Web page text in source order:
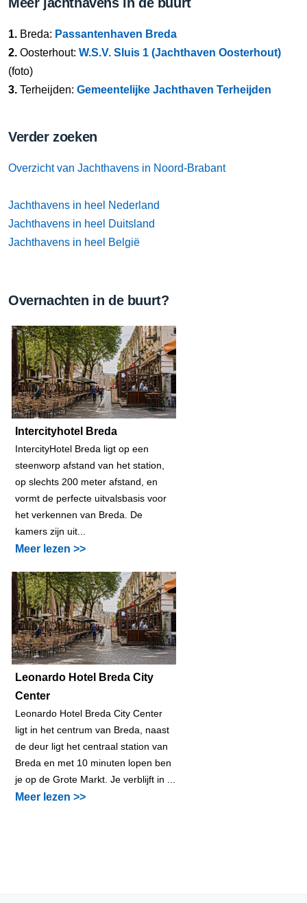
1. Breda: Passantenhaven Breda
2. Oosterhout: W.S.V. Sluis 1 (Jachthaven Oosterhout)
(foto)
3. Terheijden: Gemeentelijke Jachthaven Terheijden
Verder zoeken
Overzicht van Jachthavens in Noord-Brabant
Jachthavens in heel Nederland
Jachthavens in heel Duitsland
Jachthavens in heel België
Overnachten in de buurt?
Intercityhotel Breda
IntercityHotel Breda ligt op een
steenworp afstand van het station,
op slechts 200 meter afstand, en
vormt de perfecte uitvalsbasis voor
het verkennen van Breda. De
kamers zijn uit...
Meer lezen >>
Leonardo Hotel Breda City
Center
Leonardo Hotel Breda City Center
ligt in het centrum van Breda, naast
de deur ligt het centraal station van
Breda en met 10 minuten lopen ben
je op de Grote Markt. Je verblijft in ...
Meer lezen >>